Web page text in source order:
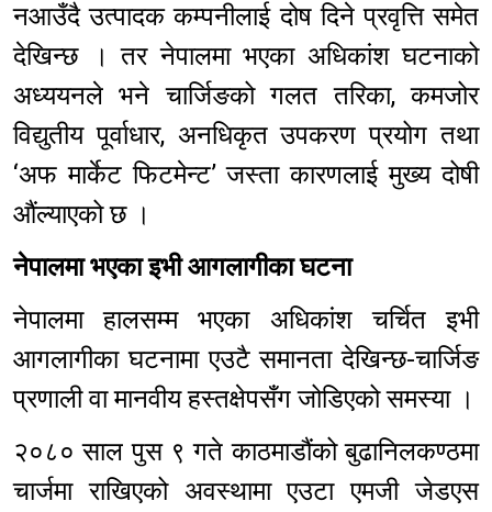
नआउँदै उत्पादक कम्पनीलाई दोष दिने प्रवृत्ति समेत
देखिन्छ । तर नेपालमा भएका अधिकांश घटनाको
अध्ययनले भने चार्जिङको गलत तरिका, कमजोर
विद्युतीय पूर्वाधार, अनधिकृत उपकरण प्रयोग तथा
‘अफ मार्केट फिटमेन्ट’ जस्ता कारणलाई मुख्य दोषी
औंल्याएको छ ।
नेपालमा भएका इभी आगलागीका घटना
नेपालमा हालसम्म भएका अधिकांश चर्चित इभी
आगलागीका घटनामा एउटै समानता देखिन्छ-चार्जिङ
प्रणाली वा मानवीय हस्तक्षेपसँग जोडिएको समस्या ।
२०८० साल पुस ९ गते काठमाडौंको बुढानिलकण्ठमा
चार्जमा राखिएको अवस्थामा एउटा एमजी जेडएस